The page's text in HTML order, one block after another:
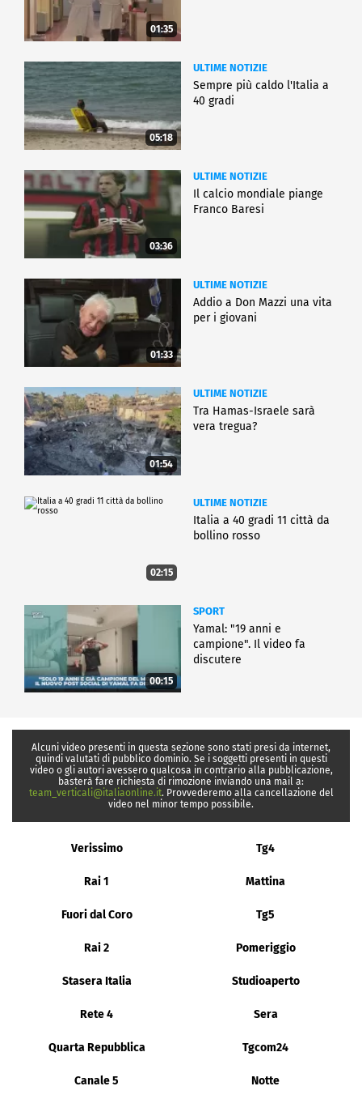
01:35
05:18
ULTIME NOTIZIE
Sempre più caldo l'Italia a
40 gradi
03:36
ULTIME NOTIZIE
Il calcio mondiale piange
Franco Baresi
01:33
ULTIME NOTIZIE
Addio a Don Mazzi una vita
per i giovani
01:54
ULTIME NOTIZIE
Tra Hamas-Israele sarà
vera tregua?
02:15
ULTIME NOTIZIE
Italia a 40 gradi 11 città da
bollino rosso
00:15
SPORT
Yamal: "19 anni e
campione". Il video fa
discutere
Alcuni video presenti in questa sezione sono stati presi da internet,
quindi valutati di pubblico dominio. Se i soggetti presenti in questi
video o gli autori avessero qualcosa in contrario alla pubblicazione,
basterà fare richiesta di rimozione inviando una mail a:
team_verticali@italiaonline.it. Provvederemo alla cancellazione del
video nel minor tempo possibile.
Verissimo Tg4
Rai 1 Mattina
Fuori dal Coro Tg5
Rai 2 Pomeriggio
Stasera Italia Studioaperto
Rete 4 Sera
Quarta Repubblica Tgcom24
Canale 5 Notte